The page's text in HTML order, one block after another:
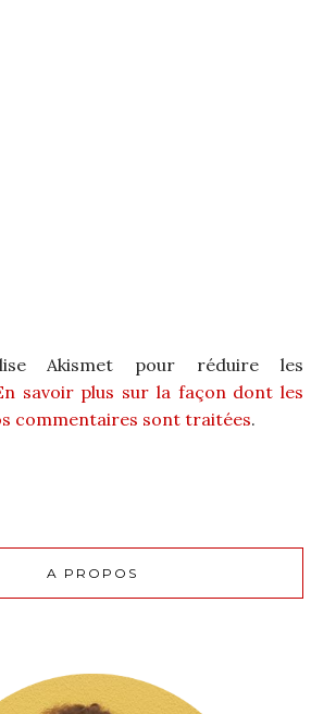
Akismet pour réduire les
savoir plus sur la façon dont les
commentaires sont traitées.
A PROPOS